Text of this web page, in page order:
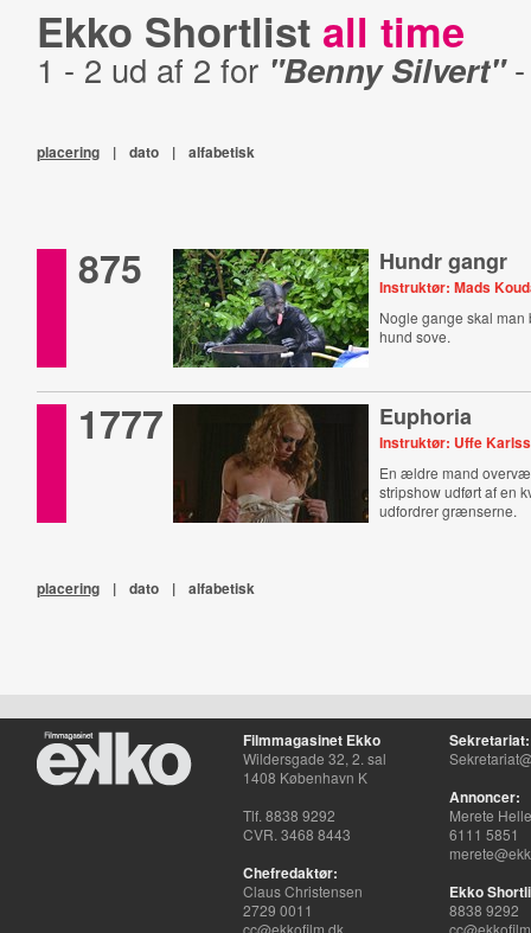
Ekko Shortlist all time
1 - 2 ud af 2 for "Benny Silvert"
placering | dato | alfabetisk
875 Hundr gangr
Instruktør: Mads
Nogle gange skal man
hund sove.
1777 Euphoria
Instruktør: Uffe
En ældre mand
stripshow udført af en
udfordrer grænserne.
placering | dato | alfabetisk
Filmmagasinet Ekko
Wildersgade 32, 2. sal
1408 København K
Tlf. 8838 9292
CVR. 3468 8443
Chefredaktør:
Claus Christensen
2729 0011
cc@ekkofilm.dk
Sekretariat:
Annoncer:
Merete
6111 5851
Ekko
8838 9292